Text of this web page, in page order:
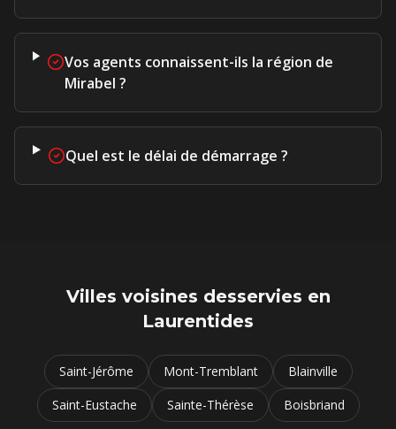
Vos agents connaissent-ils la région de
Mirabel ?
Quel est le délai de démarrage ?
Villes voisines desservies en
Laurentides
Saint-Jérôme Mont-Tremblant
Blainville
Saint-Eustache
Sainte-Thérèse Boisbriand